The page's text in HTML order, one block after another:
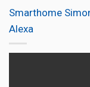
Smarthome
Alexa